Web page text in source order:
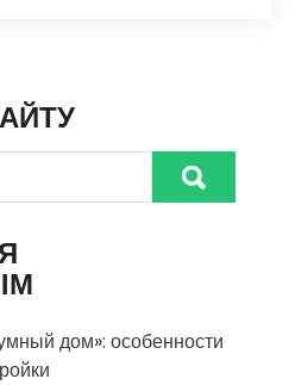
дом»: особенности